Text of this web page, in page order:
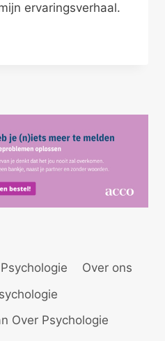
ervaringsverhaal.
Over ons
Over Psychologie